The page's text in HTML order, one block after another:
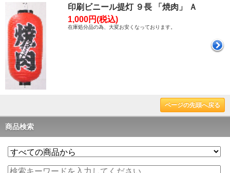
印刷ビニール提灯 ９長 「焼肉」 Ａ
1,000円(税込)
在庫処分品の為、大変お安くなっております。
ページの先頭へ戻る
商品検索